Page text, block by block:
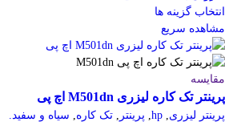
انتخاب گزینه ها
مشاهده سریع
مقایسه
پرینتر تک کاره لیزری M501dn اچ پی
پرینتر لیزری,
hp
, پرینتر , تک کاره, سیاه و سفید.